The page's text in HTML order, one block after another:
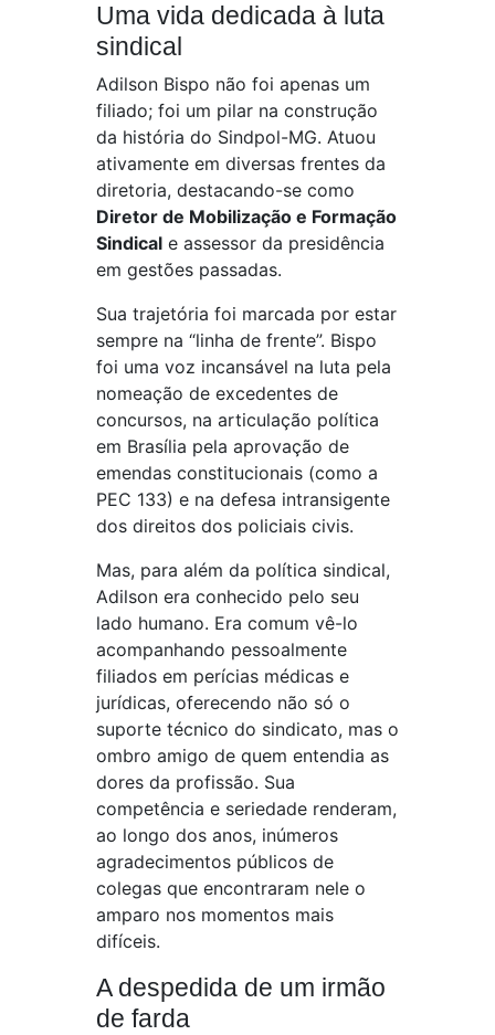
Uma vida dedicada à luta
sindical
Adilson Bispo não foi apenas um
filiado; foi um pilar na construção
da história do Sindpol-MG. Atuou
ativamente em diversas frentes da
diretoria, destacando-se como
Diretor de Mobilização e Formação
Sindicale assessor da presidência
em gestões passadas.
Sua trajetória foi marcada por estar
sempre na “linha de frente”. Bispo
foi uma voz incansável na luta pela
nomeação de excedentes de
concursos, na articulação política
em Brasília pela aprovação de
emendas constitucionais (como a
PEC 133) e na defesa intransigente
dos direitos dos policiais civis.
Mas, para além da política sindical,
Adilson era conhecido pelo seu
lado humano. Era comum vê-lo
acompanhando pessoalmente
filiados em perícias médicas e
jurídicas, oferecendo não só o
suporte técnico do sindicato, mas o
ombro amigo de quem entendia as
dores da profissão. Sua
competência e seriedade renderam,
ao longo dos anos, inúmeros
agradecimentos públicos de
colegas que encontraram nele o
amparo nos momentos mais
difíceis.
A despedida de um irmão
de farda